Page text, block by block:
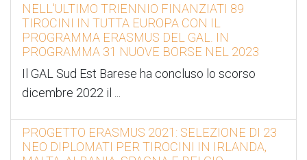
NELL'ULTIMO TRIENNIO FINANZIATI 89
TIROCINI IN TUTTA EUROPA CON IL
PROGRAMMA ERASMUS DEL GAL. IN
PROGRAMMA 31 NUOVE BORSE NEL 2023
Il GAL Sud Est Barese ha concluso lo scorso
dicembre 2022 il
PROGETTO ERASMUS 2021: SELEZIONE DI 23
NEO DIPLOMATI PER TIROCINI IN IRLANDA,